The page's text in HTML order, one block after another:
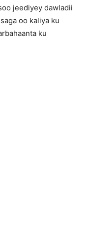
jeediyey dawladii
oo kaliya ku
ku